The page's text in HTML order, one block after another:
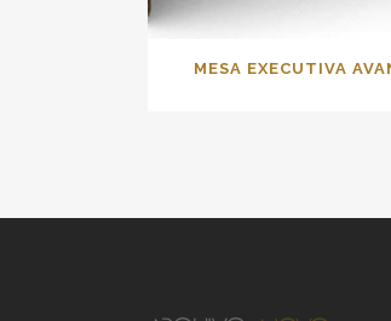
MESA EXECUTIVA